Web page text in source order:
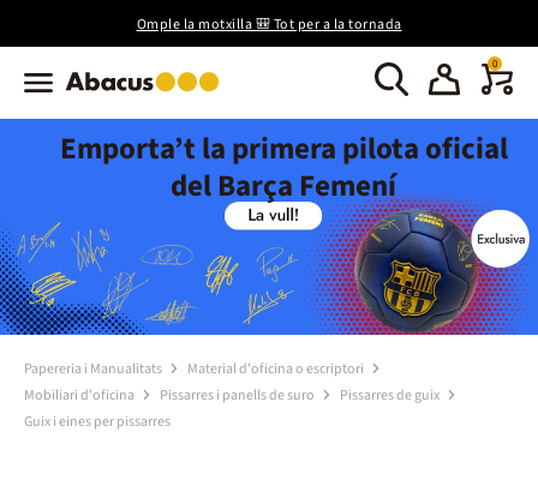
Omple la motxilla 🎒 Tot per a la tornada
0
Emporta’t la primera pilota oficial
del Barça Femení
Papereria i Manualitats
Material d'oficina o escriptori
Mobiliari d'oficina
Pissarres i panells de suro
Pissarres de guix
Guix i eines per pissarres